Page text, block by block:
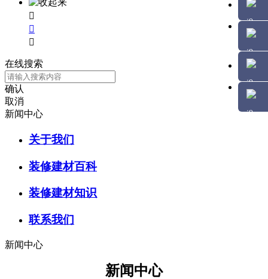



在线搜索
确认
取消
新闻中心
关于我们
装修建材百科
装修建材知识
联系我们
新闻中心
新闻中心